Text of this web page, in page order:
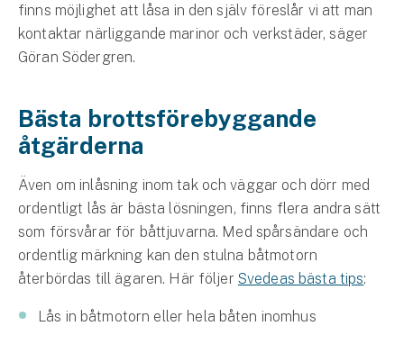
Försäkring via förmedlare
finns möjlighet att låsa in den själv föreslår vi att man
kontaktar närliggande marinor och verkstäder, säger
Göran Södergren.
Bästa brottsförebyggande
åtgärderna
Även om inlåsning inom tak och väggar och dörr med
ordentligt lås är bästa lösningen, finns flera andra sätt
som försvårar för båttjuvarna. Med spårsändare och
ordentlig märkning kan den stulna båtmotorn
återbördas till ägaren. Här följer Svedeas bästa tips:
Lås in båtmotorn eller hela båten inomhus